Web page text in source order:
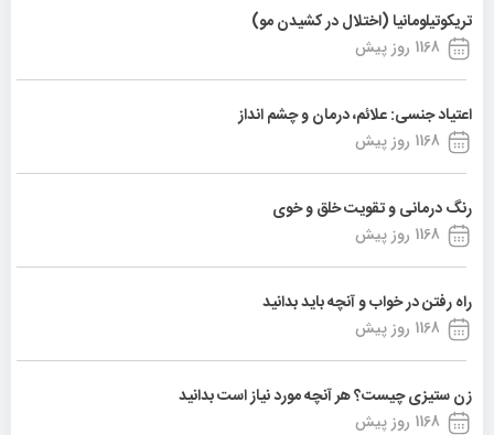
تریکوتیلومانیا (اختلال در کشیدن مو)
1168 روز پیش
اعتیاد جنسی: علائم، درمان و چشم انداز
1168 روز پیش
رنگ درمانی و تقویت خلق و خوی
1168 روز پیش
راه رفتن در خواب و آنچه باید بدانید
1168 روز پیش
زن ستیزی چیست؟ هر آنچه مورد نیاز است بدانید
1168 روز پیش